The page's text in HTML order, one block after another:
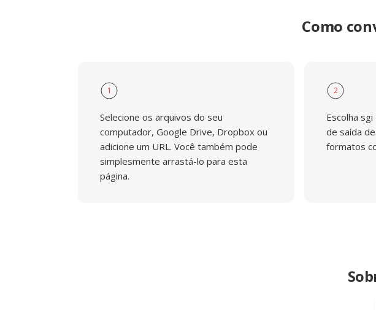
Como
1
Selecione os arquivos do seu
computador, Google Drive, Dropbox ou
adicione um URL. Você também pode
simplesmente arrastá-lo para esta
página.
2
Escolha
de saída
formatos